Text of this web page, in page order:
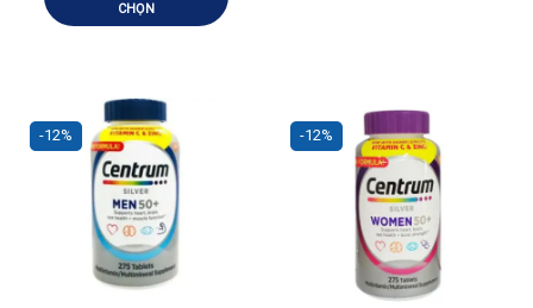
CHỌN
-12% -12%